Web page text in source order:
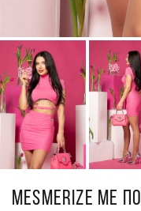
MESMERIZE ME